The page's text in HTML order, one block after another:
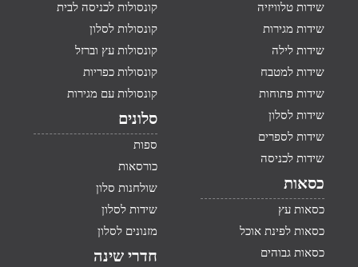
שידות טלוויזיה
שידות מגירות
שידות לילה
שידות למטבח
שידות פתוחות
שידות לסלון
שידות לספרים
שידות לכניסה
כסאות
כסאות עץ
כסאות לפינת אוכל
כסאות גבוהים
קונסולות לכניסה לבית
קונסולות לסלון
קונסולות עץ וברזל
קונסולות כפריות
קונסולות עם מגירות
סלונים
ספות
כורסאות
שולחנות סלון
שידות לסלון
מזנונים לסלון
חדרי שינה